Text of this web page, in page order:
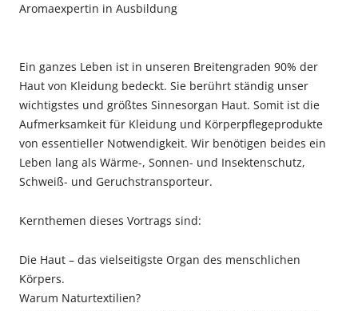
Aromaexpertin in Ausbildung
Ein ganzes Leben ist in unseren Breitengraden 90% der
Haut von Kleidung bedeckt. Sie berührt ständig unser
wichtigstes und größtes Sinnesorgan Haut. Somit ist die
Aufmerksamkeit für Kleidung und Körperpflegeprodukte
von essentieller Notwendigkeit. Wir benötigen beides ein
Leben lang als Wärme-, Sonnen- und Insektenschutz,
Schweiß- und Geruchstransporteur.
Kernthemen dieses Vortrags sind:
Die Haut – das vielseitigste Organ des menschlichen
Körpers.
Warum Naturtextilien?